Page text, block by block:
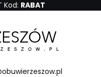
Kod: RABAT